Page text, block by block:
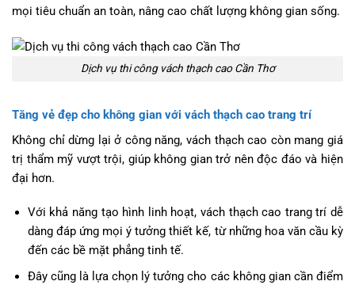
mọi tiêu chuẩn an toàn, nâng cao chất lượng không gian sống.
Dịch vụ thi công vách thạch cao Cần Thơ
Tăng vẻ đẹp cho không gian với vách thạch cao trang trí
Không chỉ dừng lại ở công năng, vách thạch cao còn mang giá
trị thẩm mỹ vượt trội, giúp không gian trở nên độc đáo và hiện
đại hơn.
Với khả năng tạo hình linh hoạt, vách thạch cao trang trí dễ
dàng đáp ứng mọi ý tưởng thiết kế, từ những hoa văn cầu kỳ
đến các bề mặt phẳng tinh tế.
Đây cũng là lựa chọn lý tưởng cho các không gian cần điểm